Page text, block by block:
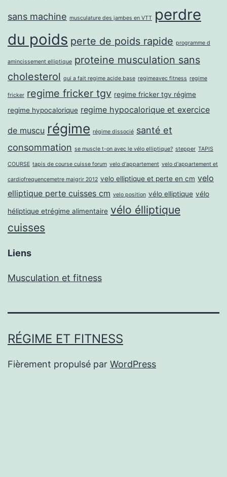
sans machine musculature des jambes en VTT perdre
du poids perte de poids rapide programme d
amincissement elliptique proteine musculation sans
cholesterol qui a fait regime acide base regimeavec fitness regime
fricker regime fricker tgv regime fricker tgv régime
regime hypocalorique regime hypocalorique et exercice
de muscu régime régime dissocié santé et
consommation se muscle t-on avec le vélo elliptique? stepper TAPIS
COURSE tapis de course cuisse forum velo d'appartement velo d'appartement et
cardiofrequencemetre maigrir 2012 velo elliptique et perte en cm velo
elliptique perte cuisses cm velo position vélo elliptique vélo
héliptique etrégime alimentaire vélo élliptique
cuisses
Liens
Musculation et fitness
RÉGIME ET FITNESS
Fièrement propulsé par WordPress